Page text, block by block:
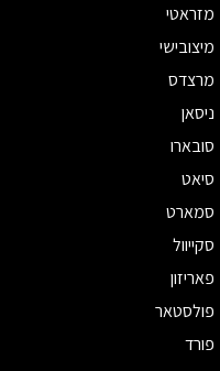
מזראטי
מיצובישי
מרצדס
ניסאן
סובארו
סיאט
סמארט
סקייוול
פאריזון
פולסטאר
פורד